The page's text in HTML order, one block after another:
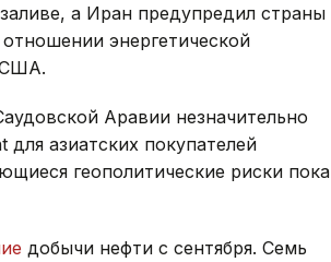
а Иран предупредил страны
энергетической
США.
Аравии незначительно
азиатских покупателей
геополитические риски пока
добычи нефти с сентября. Семь